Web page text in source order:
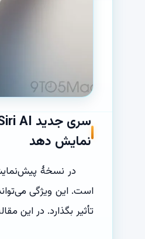
نمایش دهد
است. این ویژگی
تأثیر بگذارد. در این